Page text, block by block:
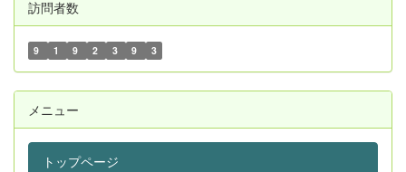
訪問者数
9 1 9 2 3 9 3
メニュー
トップページ